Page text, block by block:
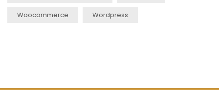
Woocommerce Wordpress